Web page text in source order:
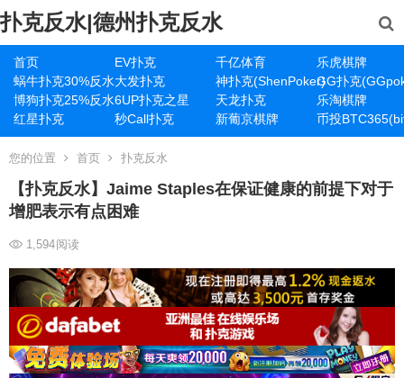
扑克反水|德州扑克反水
首页 EV扑克 千亿体育
乐虎棋牌
蜗牛扑克30%反水大发扑克 神扑克(ShenPoker)GG扑克
博狗扑克25%反水6UP扑克之星 天龙扑克
乐淘棋牌
红星扑克
秒Call扑克 新葡京棋牌 币投
您的位置 首页 扑克反水
【扑克反水】Jaime Staples在保证健康的前提下对于
增肥表示有点困难
1,594阅读